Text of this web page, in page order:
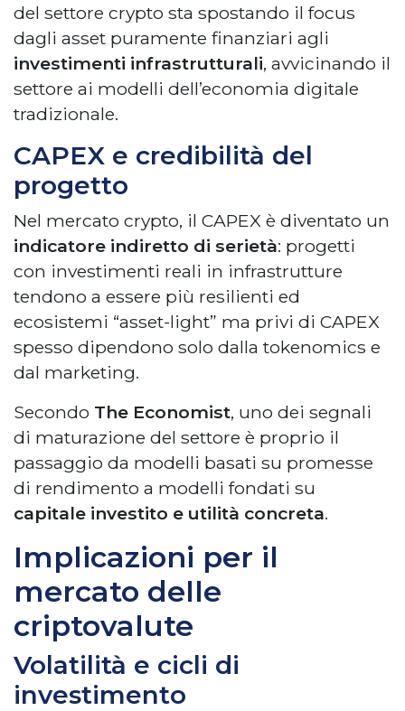
del settore crypto sta spostando il focus
dagli asset puramente finanziari agli
investimenti infrastrutturali, avvicinando il
settore ai modelli dell’economia digitale
tradizionale.
CAPEX e credibilità del
progetto
Nel mercato crypto, il CAPEX è diventato un
indicatore indiretto di serietà: progetti
con investimenti reali in infrastrutture
tendono a essere più resilienti ed
ecosistemi “asset-light” ma privi di CAPEX
spesso dipendono solo dalla tokenomics e
dal marketing.
Secondo The Economist, uno dei segnali
di maturazione del settore è proprio il
passaggio da modelli basati su promesse
di rendimento a modelli fondati su
capitale investito e utilità concreta.
Implicazioni per il
mercato delle
criptovalute
Volatilità e cicli di
investimento